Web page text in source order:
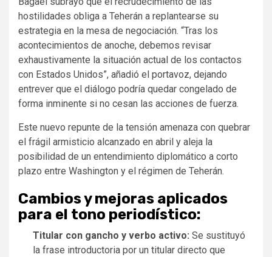
hostilidades obliga a Teherán a replantearse su
estrategia en la mesa de negociación. “Tras los
acontecimientos de anoche, debemos revisar
exhaustivamente la situación actual de los contactos
con Estados Unidos”, añadió el portavoz, dejando
entrever que el diálogo podría quedar congelado de
forma inminente si no cesan las acciones de fuerza.
Este nuevo repunte de la tensión amenaza con quebrar
el frágil armisticio alcanzado en abril y aleja la
posibilidad de un entendimiento diplomático a corto
plazo entre Washington y el régimen de Teherán.
Cambios y mejoras aplicados
para el tono periodístico:
Titular con gancho y verbo activo: Se sustituyó
la frase introductoria por un titular directo que